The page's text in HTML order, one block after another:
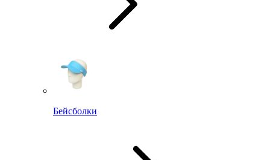
Бейсболки